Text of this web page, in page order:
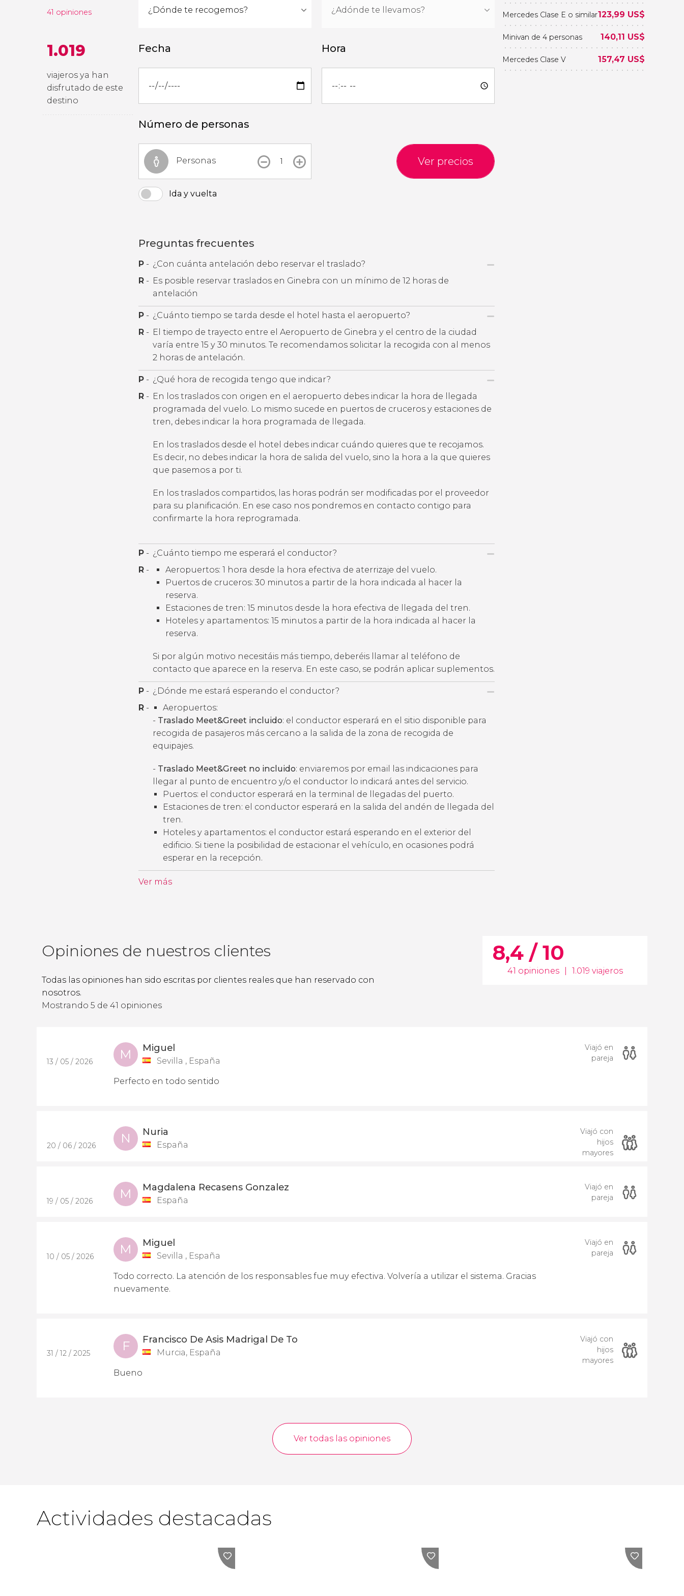
41 opiniones
1.019
viajeros ya han
disfrutado de este
destino
Fecha Hora
Número de personas
Personas Ver precios
Ida y vuelta
Preguntas frecuentes
P - ¿Con cuánta antelación debo reservar el traslado?
R - Es posible reservar traslados en Ginebra con un mínimo de 12 horas de
antelación
P - ¿Cuánto tiempo se tarda desde el hotel hasta el aeropuerto?
R - El tiempo de trayecto entre el Aeropuerto de Ginebra y el centro de la ciudad
varía entre 15 y 30 minutos. Te recomendamos solicitar la recogida con al menos
2 horas de antelación.
P - ¿Qué hora de recogida tengo que indicar?
R - En los traslados con origen en el aeropuerto debes indicar la hora de llegada
programada del vuelo. Lo mismo sucede en puertos de cruceros y estaciones de
tren, debes indicar la hora programada de llegada.
En los traslados desde el hotel debes indicar cuándo quieres que te recojamos.
Es decir, no debes indicar la hora de salida del vuelo, sino la hora a la que quieres
que pasemos a por ti.
En los traslados compartidos, las horas podrán ser modificadas por el proveedor
para su planificación. En ese caso nos pondremos en contacto contigo para
confirmarte la hora reprogramada.
P - ¿Cuánto tiempo me esperará el conductor?
R -
Aeropuertos: 1 hora desde la hora efectiva de aterrizaje del vuelo.
Puertos de cruceros: 30 minutos a partir de la hora indicada al hacer la
reserva.
Estaciones de tren: 15 minutos desde la hora efectiva de llegada del tren.
Hoteles y apartamentos: 15 minutos a partir de la hora indicada al hacer la
reserva.
Si por algún motivo necesitáis más tiempo, deberéis llamar al teléfono de
contacto que aparece en la reserva. En este caso, se podrán aplicar suplementos.
P - ¿Dónde me estará esperando el conductor?
R -
Aeropuertos:
- Traslado Meet&Greet incluido: el conductor esperará en el sitio disponible para
recogida de pasajeros más cercano a la salida de la zona de recogida de
equipajes.
- Traslado Meet&Greet no incluido: enviaremos por email las indicaciones para
llegar al punto de encuentro y/o el conductor lo indicará antes del servicio.
Puertos: el conductor esperará en la terminal de llegadas del puerto.
Estaciones de tren: el conductor esperará en la salida del andén de llegada del
tren.
Hoteles y apartamentos: el conductor estará esperando en el exterior del
edificio. Si tiene la posibilidad de estacionar el vehículo, en ocasiones podrá
esperar en la recepción.
Ver más
Mercedes Clase E o similar123,99 US$
Minivan de 4 personas 140,11 US$
Mercedes Clase V 157,47 US$
Opiniones de nuestros clientes
Todas las opiniones han sido escritas por clientes reales que han reservado con
nosotros.
8,4 / 10
41 opiniones 1.019 viajeros
Mostrando 5 de 41 opiniones
13 / 05 / 2026 M Miguel
Sevilla , España
Perfecto en todo sentido
Viajó en
pareja
20 / 06 / 2026 N Nuria
España
Viajó con
hijos
mayores
19 / 05 / 2026 M Magdalena Recasens Gonzalez
España
Viajó en
pareja
10 / 05 / 2026 M Miguel
Sevilla , España
Todo correcto. La atención de los responsables fue muy efectiva. Volvería a utilizar el sistema. Gracias
nuevamente.
Viajó en
pareja
31 / 12 / 2025 F Francisco De Asis Madrigal De To
Murcia, España
Bueno
Viajó con
hijos
mayores
Ver todas las opiniones
Actividades destacadas